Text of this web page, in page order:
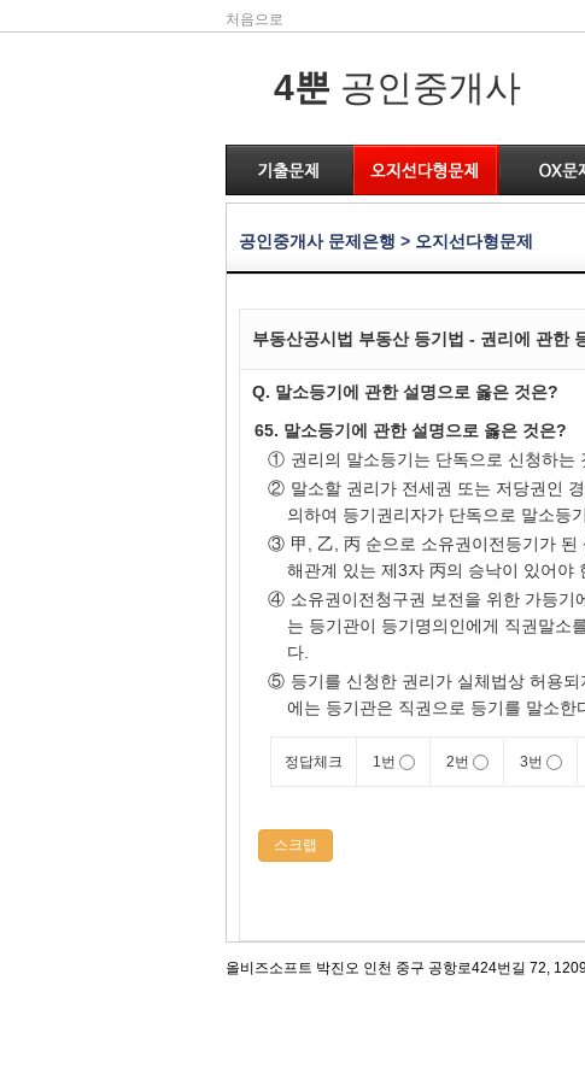
처음으로
4뿐 공인중개사
공인중개사 문제은행 > 오지선다형문제
부동산공시법 부동산 등기법 - 권리에 관한
Q. 말소등기에 관한 설명으로 옳은 것은?
65. 말소등기에 관한 설명으로 옳은 것은?
① 권리의 말소등기는 단독으로 신청하는
② 말소할 권리가 전세권 또는 저당권인
의하여 등기권리자가 단독으로 말소등
③ 甲, 乙, 丙 순으로 소유권이전등기가
해관계 있는 제3자 丙의 승낙이 있어야
④ 소유권이전청구권 보전을 위한 가등
는 등기관이 등기명의인에게 직권말소
다.
⑤ 등기를 신청한 권리가 실체법상 허용
에는 등기관은 직권으로 등기를 말소한
정답체크 1번 2번 3번
스크랩
올비즈소프트 박진오 인천 중구 공항로424번길 72,